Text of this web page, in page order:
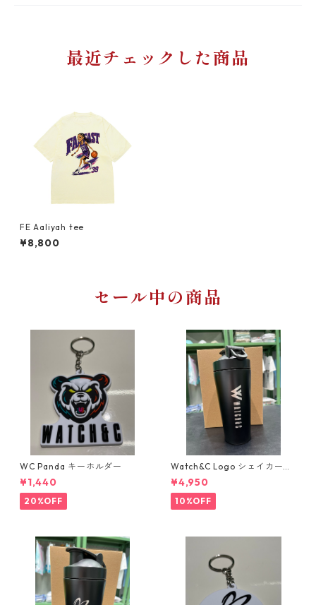
最近チェックした商品
FE Aaliyah tee
¥8,800
セール中の商品
WC Panda キーホルダー
¥1,440
20%OFF
Watch&C Logo シェイカー
Web限定10個‼️
¥4,950
10%OFF